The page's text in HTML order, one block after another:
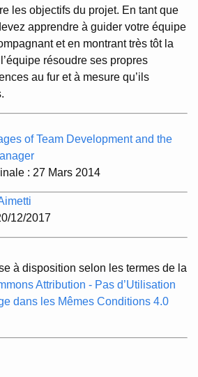
les objectifs du projet. En tant que
apprendre à guider votre équipe
et en montrant très tôt la
résoudre ses propres
au fur et à mesure qu’ils
of Team Development and the
: 27 Mars 2014
12/2017
à disposition selon les termes de la
Attribution - Pas d’Utilisation
dans les Mêmes Conditions 4.0